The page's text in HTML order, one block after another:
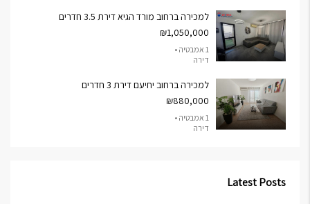
למכירה ברחוב מורד הגיא דירת 3.5 חדרים
₪1,050,000
1 אמבטיה •
דירה
למכירה ברחוב יחיעם דירת 3 חדרים
₪880,000
1 אמבטיה •
דירה
Latest Posts